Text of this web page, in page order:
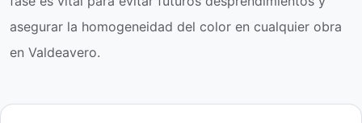
asegurar la homogeneidad del color en cualquier obra
en Valdeavero.